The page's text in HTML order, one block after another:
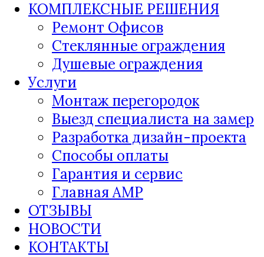
КОМПЛЕКСНЫЕ РЕШЕНИЯ
Ремонт Офисов
Стеклянные ограждения
Душевые ограждения
Услуги
Монтаж перегородок
Выезд специалиста на замер
Разработка дизайн-проекта
Способы оплаты
Гарантия и сервис
Главная AMP
ОТЗЫВЫ
НОВОСТИ
КОНТАКТЫ